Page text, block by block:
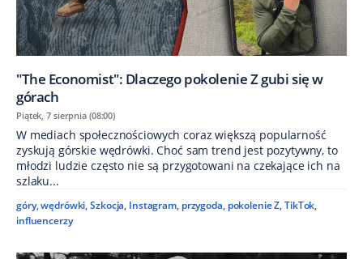
"The Economist": Dlaczego pokolenie Z gubi się w
górach
Piątek, 7 sierpnia (08:00)
W mediach społecznościowych coraz większą popularność
zyskują górskie wędrówki. Choć sam trend jest pozytywny, to
młodzi ludzie często nie są przygotowani na czekające ich na
szlaku...
góry,wędrówki,Szkocja, Instagram, przygoda, pokolenie Z,TikTok,
influencerzy